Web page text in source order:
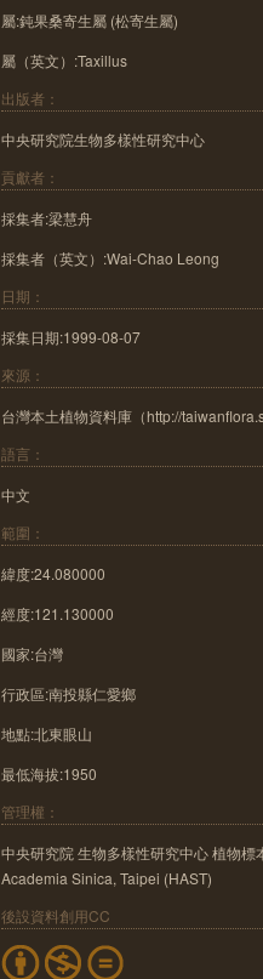
屬:鈍果桑寄生屬 (松寄生屬)
屬（英文）:Taxillus
出版者：
中央研究院生物多樣性研究中心
貢獻者：
採集者:梁慧舟
採集者（英文）:Wai-Chao Leong
日期：
採集日期:1999-08-07
來源：
台灣本土植物資料庫（http://
語言：
中文
範圍：
緯度:24.080000
經度:121.130000
國家:台灣
行政區:南投縣仁愛鄉
地點:北東眼山
最低海拔:1950
管理權：
中央研究院 生物多樣性研究中心 植物
Academia Sinica, Taipei (HAST)
後設資料創用CC